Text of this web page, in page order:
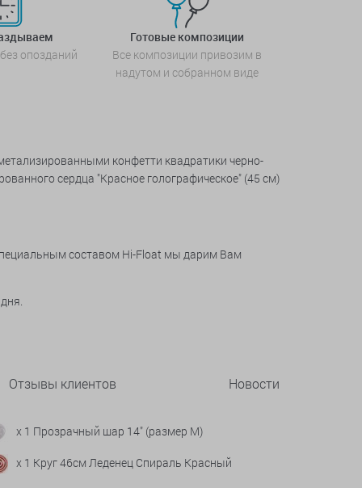
опозданий
Готовые композиции
Все композиции привозим в
надутом и собранном виде
конфетти квадратики черно-
сердца "Красное голографическое" (45 см)
составом Hi-Float мы дарим Вам
Отзывы клиентов Новости
x 1 Прозрачный шар 14" (размер М)
x 1 Круг 46см Леденец Спираль Красный